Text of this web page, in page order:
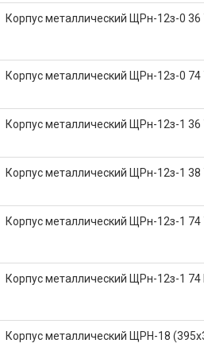
Корпус металлический ЩРн-12з-0 36
Корпус металлический ЩРн-12з-0 74
Корпус металлический ЩРн-12з-1 36
Корпус металлический ЩРн-12з-1 38
Корпус металлический ЩРн-12з-1 74
Корпус металлический ЩРн-12з-1 74
Корпус металлический ЩРН-18